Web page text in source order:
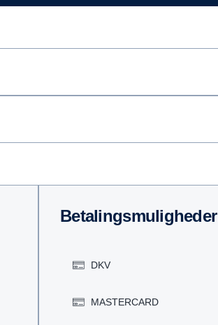
Betalingsmuligheder
DKV
MASTERCARD